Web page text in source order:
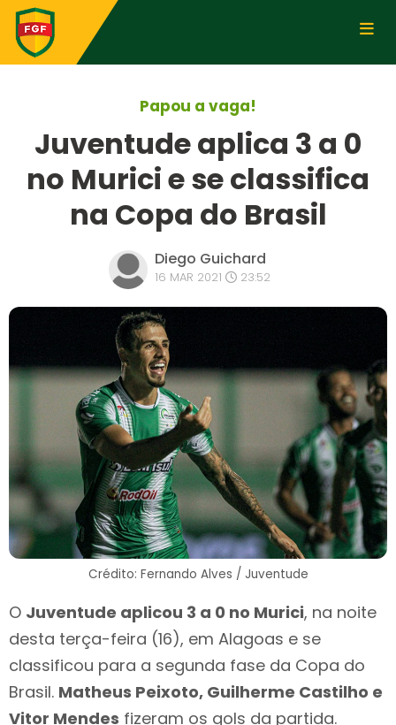
Papou a vaga!
Juventude aplica 3 a 0
no Murici e se classifica
na Copa do Brasil
Diego Guichard
16 MAR 2021 23:52
Crédito: Fernando Alves / Juventude
O Juventude aplicou 3 a 0 no Murici, na noite
desta terça-feira (16), em Alagoas e se
classificou para a segunda fase da Copa do
Brasil. Matheus Peixoto, Guilherme Castilho e
Vitor Mendes fizeram os gols da partida.